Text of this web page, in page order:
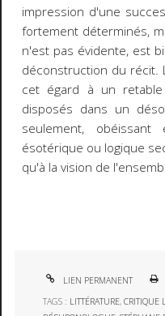
impression d'une
fortement déterminés,
n'est pas évidente, est
déconstruction du récit.
cet égard à un
disposés dans un
seulement,
ésotérique ou logique
qu'à la vision de
LIEN PERMANENT
TAGS : LITTÉRATURE,CRITIQUE